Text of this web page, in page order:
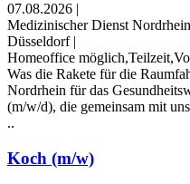
07.08.2026 |
Medizinischer Dienst Nordrhein
Düsseldorf |
Homeoffice
Was die Rakete für die
Nordrhein für das
(m/w/d), die gemeinsam mit
..
Koch (m/w)